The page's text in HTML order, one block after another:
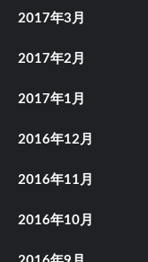
2017年3月
2017年2月
2017年1月
2016年12月
2016年11月
2016年10月